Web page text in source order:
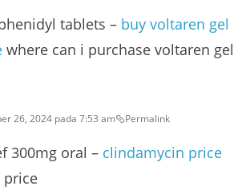
tablets – buy voltaren gel
where can i purchase voltaren gel
26, 2024 pada 7:53 am Permalink
300mg oral – clindamycin price
price